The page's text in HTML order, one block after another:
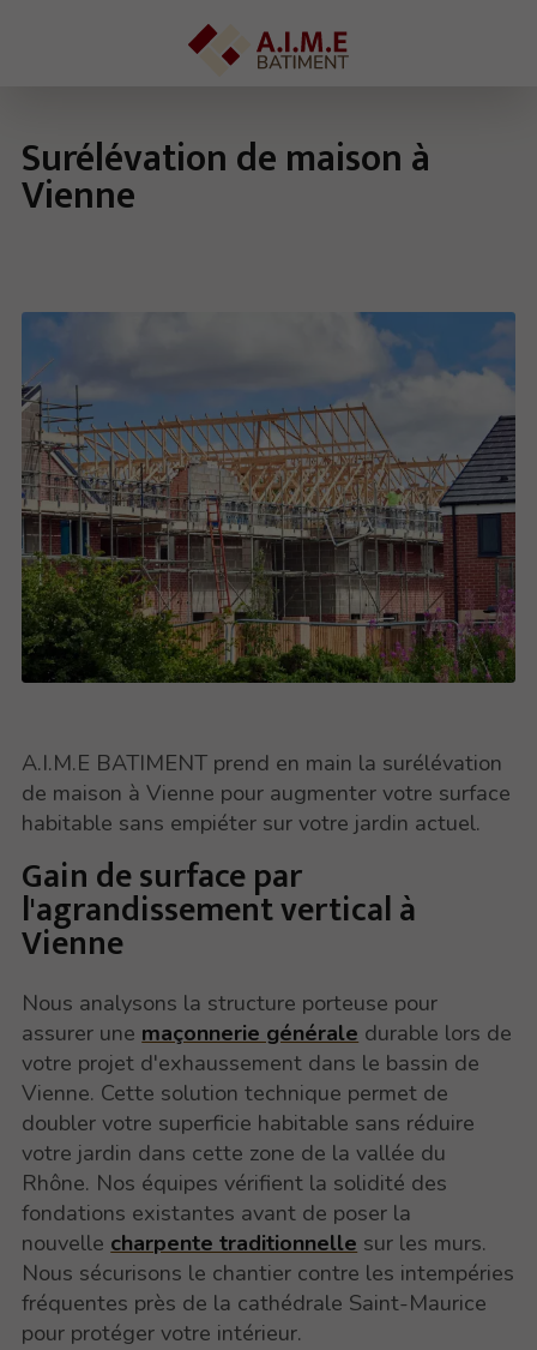
Surélévation de maison à
Vienne
A.I.M.E BATIMENT prend en main la surélévation
de maison à Vienne pour augmenter votre surface
habitable sans empiéter sur votre jardin actuel.
Gain de surface par
l'agrandissement vertical à
Vienne
Nous analysons la structure porteuse pour
assurer une maçonnerie générale durable lors de
votre projet d'exhaussement dans le bassin de
Vienne. Cette solution technique permet de
doubler votre superficie habitable sans réduire
votre jardin dans cette zone de la vallée du
Rhône. Nos équipes vérifient la solidité des
fondations existantes avant de poser la
nouvelle charpente traditionnelle sur les murs.
Nous sécurisons le chantier contre les intempéries
fréquentes près de la cathédrale Saint-Maurice
pour protéger votre intérieur.